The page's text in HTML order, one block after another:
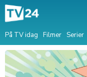
På TV idag Filmer Serier